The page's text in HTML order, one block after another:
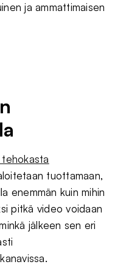
ja ammattimaisen
tuottamaan,
enemmän kuin mihin
pitkä video voidaan
jälkeen sen eri